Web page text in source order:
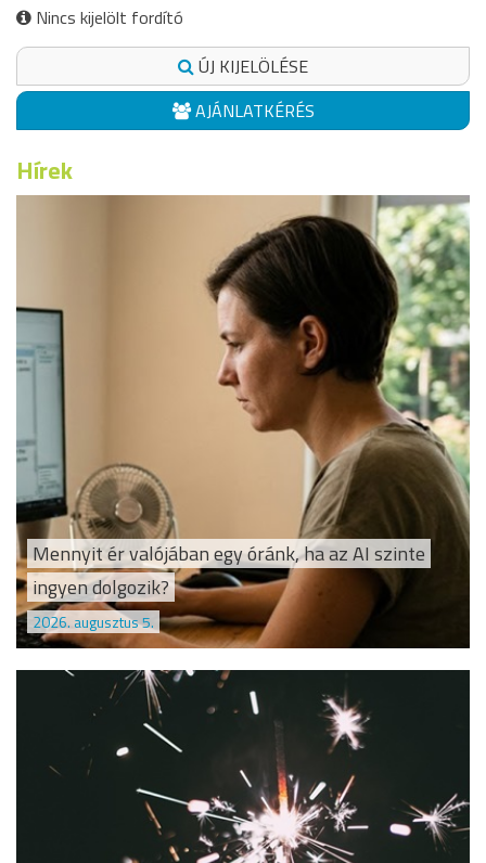
Nincs kijelölt fordító
ÚJ KIJELÖLÉSE
AJÁNLATKÉRÉS
Hírek
Mennyit ér valójában egy óránk, ha az AI szinte
ingyen dolgozik?
2026. augusztus 5.